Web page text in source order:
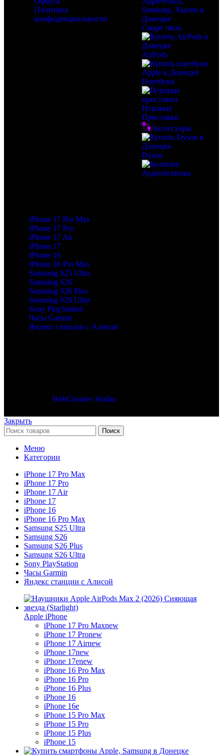
Политика
конфиденциальности
Смарт часы
AirPods
Ноутбуки
Игровые
Приставки
Аксессуары
Dyson
Аудиотехника
iPhone 17 Pro Max
iPhone 17 Pro
iPhone 17 Air
iPhone 17
iPhone 16
iPhone 16 Pro Max
Samsung S25 Ultra
Samsung S26
Samsung S26 Plus
Samsung S26 Ultra
Sony PlayStation
Часы Garmin
Яндекс станции с Алисой
WebCreative Studio
Закрыть
Поиск
Меню
Категории
iPhone 17 Pro Max
iPhone 17 Pro
iPhone 17 Air
iPhone 17
iPhone 16
iPhone 16 Pro Max
Samsung S25 Ultra
Samsung S26
Samsung S26 Plus
Samsung S26 Ultra
Sony PlayStation
Часы Garmin
Яндекс станции с Алисой
Apple iPhone
iPhone 17 Pro Maxnew
iPhone 17 Pronew
iPhone 17 Airnew
iPhone 17new
iPhone 17enew
iPhone 16 Pro Max
iPhone 16 Pro
iPhone 16 Plus
iPhone 16
iPhone 16e
iPhone 15 Pro Max
iPhone 15 Pro
iPhone 15 Plus
iPhone 15